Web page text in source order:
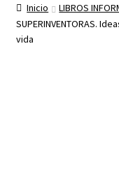
a
c
a
Inicio LIBROS
SUPERINVENTORAS.
vida